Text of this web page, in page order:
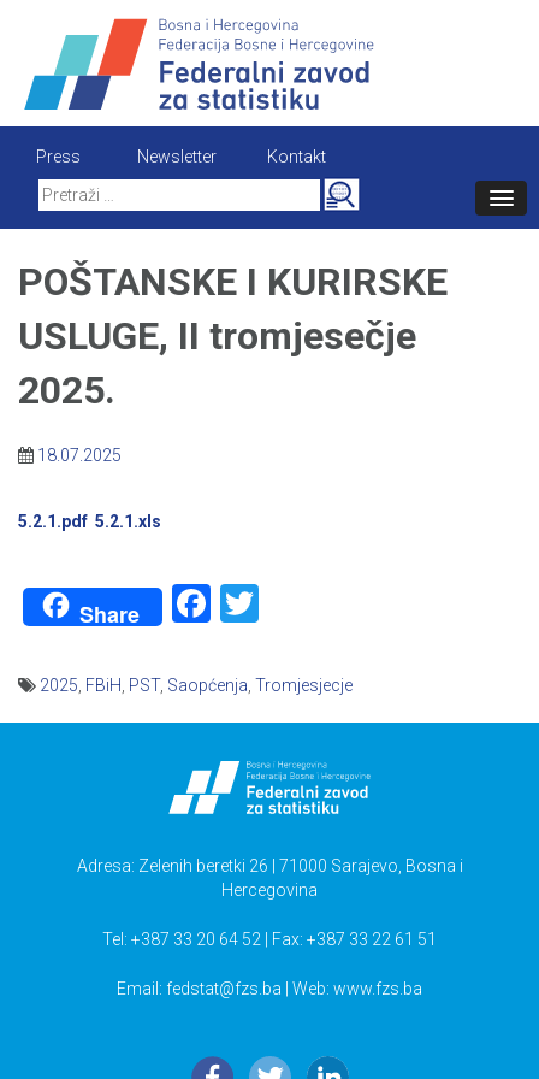
content
Press Newsletter
Kontakt
Search
for:
POŠTANSKE I KURIRSKE
USLUGE, II tromjesečje
2025.
18.07.2025
5.2.1.pdf 5.2.1.xls
Share Facebook
2025 FBiH PST, Saopćenja Tromjesjecje
Adresa: Zelenih beretki 26 | 71000 Sarajevo, Bosna i
Hercegovina
Tel: +387 33 20 64 52 | Fax: +387 33 22 61 51
Email: fedstat@fzs.ba | Web: www.fzs.ba